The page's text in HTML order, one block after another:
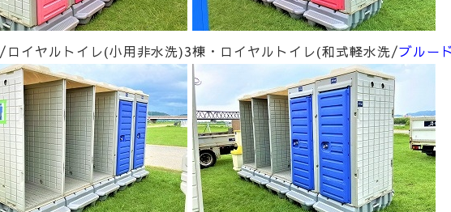
/ロイヤルトイレ(小用非水洗)3棟・ロイヤルトイレ(和式軽水洗/ブルー